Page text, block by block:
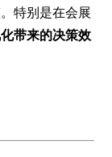
特别是在会展
带来的决策效